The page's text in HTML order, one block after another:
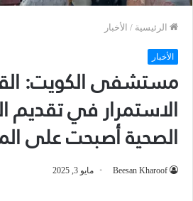
الرئيسية / الأخبار
الأخبار
مستشفى الكويت:
الاستمرار في تقديم
الصحية أصبحت على
Beesan Kharoof مايو 3, 2025